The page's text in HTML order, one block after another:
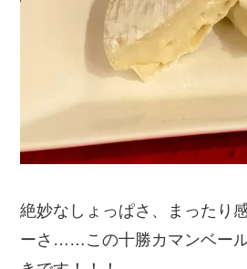
絶妙なしょっぱさ、まったり
ーさ……この十勝カマンベー